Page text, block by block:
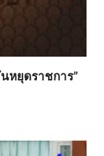
หยุดราชการ”